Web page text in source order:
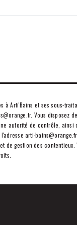
Arti'Bains et ses sous-
Vous disposez
autorité de contrôle, ainsi
arti-
de gestion des